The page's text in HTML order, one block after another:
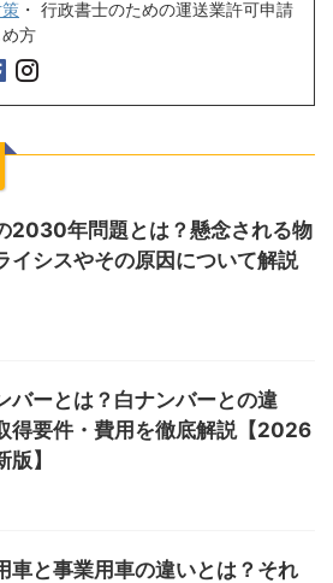
・ 行政書士のための運送業許可申請
方
2030年問題とは？懸念される物
イシスやその原因について解説
バーとは？白ナンバーとの違
得要件・費用を徹底解説【2026
版】
車と事業用車の違いとは？それ